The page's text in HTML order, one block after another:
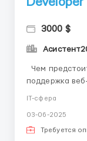
3000 $
Чем предстоит заниматься: Разработка и
поддержка веб-
совместно с
Поддержка и
компонентов Что мы ожидаем от кандидата: 3+ лет
IT-сфера
03-06-2025
Требуется